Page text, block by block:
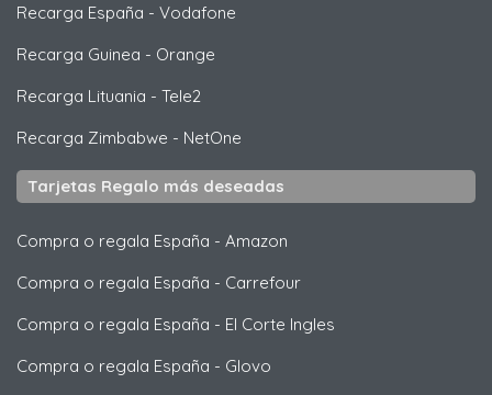
Recarga España - Vodafone
Recarga Guinea - Orange
Recarga Lituania - Tele2
Recarga Zimbabwe - NetOne
Tarjetas Regalo más deseadas
Compra o regala España - Amazon
Compra o regala España - Carrefour
Compra o regala España - El Corte Ingles
Compra o regala España - Glovo